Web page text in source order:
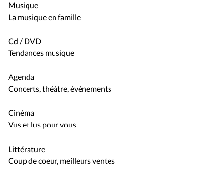
Musique
La musique en famille
Cd / DVD
Tendances musique
Agenda
Concerts, théâtre, événements
Cinéma
Vus et lus pour vous
Littérature
Coup de coeur, meilleurs ventes